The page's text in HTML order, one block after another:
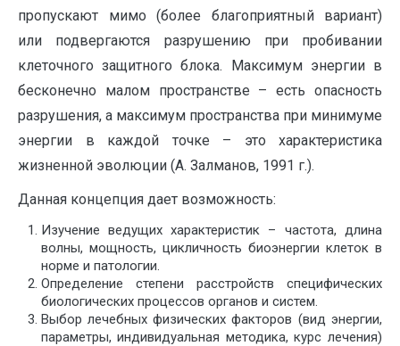
пропускают мимо (более благоприятный вариант)
или подвергаются разрушению при пробивании
клеточного защитного блока. Максимум энергии в
бесконечно малом пространстве – есть опасность
разрушения, а максимум пространства при минимуме
энергии в каждой точке – это характеристика
жизненной эволюции (А. Залманов, 1991 г.).
Данная концепция дает возможность:
Изучение ведущих характеристик – частота, длина
волны, мощность, цикличность биоэнергии клеток в
норме и патологии.
Определение степени расстройств специфических
биологических процессов органов и систем.
Выбор лечебных физических факторов (вид энергии,
параметры, индивидуальная методика, курс лечения)